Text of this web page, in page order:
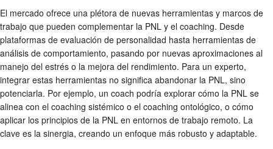
El mercado ofrece una plétora de nuevas herramientas y marcos de
trabajo que pueden complementar la PNL y el coaching. Desde
plataformas de evaluación de personalidad hasta herramientas de
análisis de comportamiento, pasando por nuevas aproximaciones al
manejo del estrés o la mejora del rendimiento. Para un experto,
integrar estas herramientas no significa abandonar la PNL, sino
potenciarla. Por ejemplo, un coach podría explorar cómo la PNL se
alinea con el coaching sistémico o el coaching ontológico, o cómo
aplicar los principios de la PNL en entornos de trabajo remoto. La
clave es la sinergia, creando un enfoque más robusto y adaptable.